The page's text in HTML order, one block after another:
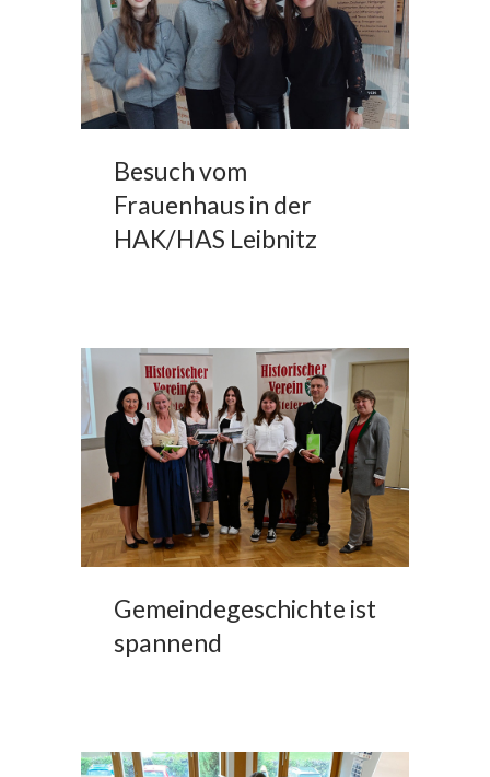
Besuch vom
Frauenhaus in der
HAK/HAS Leibnitz
Gemeindegeschichte ist
spannend